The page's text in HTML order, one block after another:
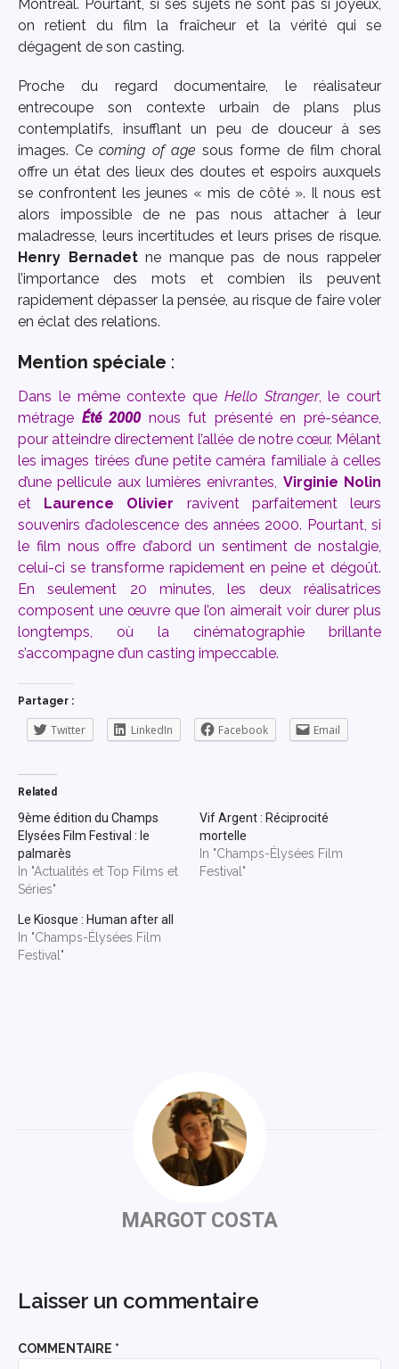
Montréal. Pourtant, si ses sujets ne sont pas si joyeux,
on retient du film la fraîcheur et la vérité qui se
dégagent de son casting.
Proche du regard documentaire, le réalisateur
entrecoupe son contexte urbain de plans plus
contemplatifs, insufflant un peu de douceur à ses
images. Cecoming of age sous forme de film choral
offre un état des lieux des doutes et espoirs auxquels
se confrontent les jeunes « mis de côté ». Il nous est
alors impossible de ne pas nous attacher à leur
maladresse, leurs incertitudes et leurs prises de risque.
Henry Bernadetne manque pas de nous rappeler
l’importance des mots et combien ils peuvent
rapidement dépasser la pensée, au risque de faire voler
en éclat des relations.
Mention spéciale :
Dans le même contexte que Hello Stranger, le court
métrage Été 2000 nous fut présenté en pré-séance,
pour atteindre directement l’allée de notre cœur. Mêlant
les images tirées d’une petite caméra familiale à celles
d’une pellicule aux lumières enivrantes, Virginie Nolin
et
Laurence Olivier ravivent parfaitement leurs
souvenirs d’adolescence des années 2000. Pourtant, si
le film nous offre d’abord un sentiment de nostalgie,
celui-ci se transforme rapidement en peine et dégoût.
En seulement 20 minutes, les deux réalisatrices
composent une œuvre que l’on aimerait voir durer plus
longtemps, où la cinématographie brillante
s’accompagne d’un casting impeccable.
Partager :
Twitter LinkedIn Facebook Email
Related
9ème édition du Champs
Elysées Film Festival : le
palmarès
In "Actualités et Top Films et
Séries"
Vif Argent : Réciprocité
mortelle
In "Champs-Élysées Film
Festival"
Le Kiosque : Human after all
In "Champs-Élysées Film
Festival"
MARGOT COSTA
Laisser un commentaire
COMMENTAIRE *